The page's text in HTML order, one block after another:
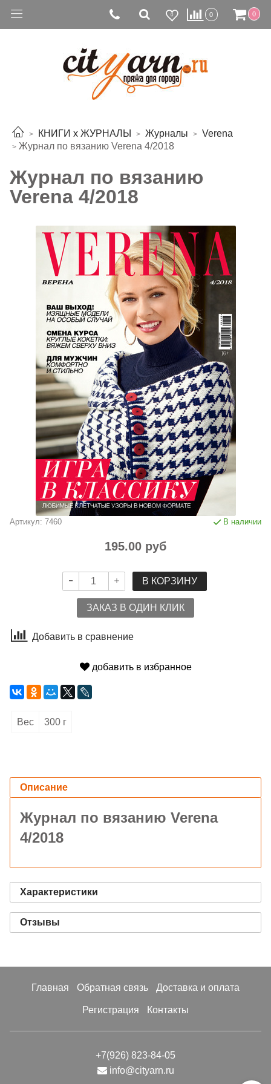
0 0 0
КНИГИ х ЖУРНАЛЫ Журналы
Verena
Журнал по вязанию Verena 4/2018
Журнал по вязанию
Verena 4/2018
Артикул: 7460 В наличии
195.00 руб
В КОРЗИНУ
ЗАКАЗ В ОДИН КЛИК
Добавить в сравнение
добавить в избранное
Вес 300 г
Описание
Журнал по вязанию Verena
4/2018
Характеристики
Отзывы
Главная Обратная связь Доставка и оплата
Регистрация Контакты
+7(926) 823-84-05
info@cityarn.ru